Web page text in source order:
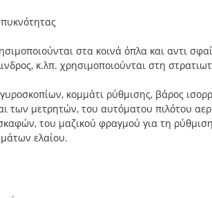
στα κοινά όπλα και αντι
κ.λπ. χρησιμοποιούνται στη
κομμάτι ρύθμισης, βάρος
των μετρητών, του αυτόματου πιλότου
του μαζικού φραγμού για τη
ελαίου.